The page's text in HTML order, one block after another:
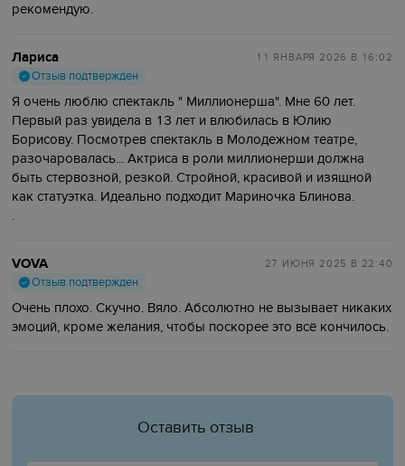
рекомендую.
Лариса
Отзыв подтвержден
11 ЯНВАРЯ 2026 В 16:02
Я очень люблю спектакль " Миллионерша". Мне 60 лет.
Первый раз увидела в 13 лет и влюбилась в Юлию
Борисову. Посмотрев спектакль в Молодежном театре,
разочаровалась... Актриса в роли миллионерши должна
быть стервозной, резкой. Стройной, красивой и изящной
как статуэтка. Идеально подходит Мариночка Блинова.
.
VOVA
Отзыв подтвержден
27 ИЮНЯ 2025 В 22:40
Очень плохо. Скучно. Вяло. Абсолютно не вызывает никаких
эмоций, кроме желания, чтобы поскорее это всё кончилось.
Оставить отзыв